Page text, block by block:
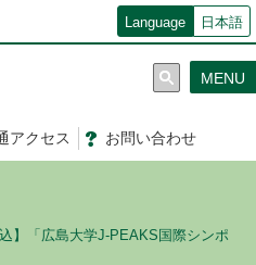
Language 日本語
アクセス お問い合わせ
MENU
】「広島大学J-PEAKS国際シンポ